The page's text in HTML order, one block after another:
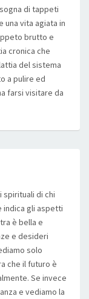
di tappeti
vita agiata in
brutto e
cronica che
del sistema
a pulire ed
farsi visitare da
di chi
indica gli aspetti
è bella e
e desideri
solo
che il futuro è
Se invece
e vediamo la